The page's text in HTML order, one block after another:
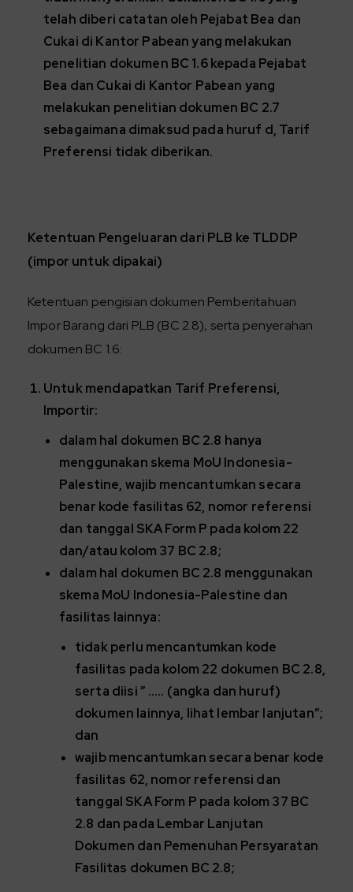
telah diberi catatan oleh Pejabat Bea dan
Cukai di Kantor Pabean yang melakukan
penelitian dokumen BC 1.6 kepada Pejabat
Bea dan Cukai di Kantor Pabean yang
melakukan penelitian dokumen BC 2.7
sebagaimana dimaksud pada huruf d, Tarif
Preferensi tidak diberikan.
Ketentuan Pengeluaran dari PLB ke TLDDP
(impor untuk dipakai)
Ketentuan pengisian dokumen Pemberitahuan
Impor Barang dari PLB (BC 2.8), serta penyerahan
dokumen BC 1.6:
Untuk mendapatkan Tarif Preferensi,
Importir:
dalam hal dokumen BC 2.8 hanya
menggunakan skema MoU Indonesia-
Palestine, wajib mencantumkan secara
benar kode fasilitas 62, nomor referensi
dan tanggal SKA Form P pada kolom 22
dan/atau kolom 37 BC 2.8;
dalam hal dokumen BC 2.8 menggunakan
skema MoU Indonesia-Palestine dan
fasilitas lainnya:
tidak perlu mencantumkan kode
fasilitas pada kolom 22 dokumen BC 2.8,
serta diisi ” ….. (angka dan huruf)
dokumen lainnya, lihat lembar lanjutan”;
dan
wajib mencantumkan secara benar kode
fasilitas 62, nomor referensi dan
tanggal SKA Form P pada kolom 37 BC
2.8 dan pada Lembar Lanjutan
Dokumen dan Pemenuhan Persyaratan
Fasilitas dokumen BC 2.8;